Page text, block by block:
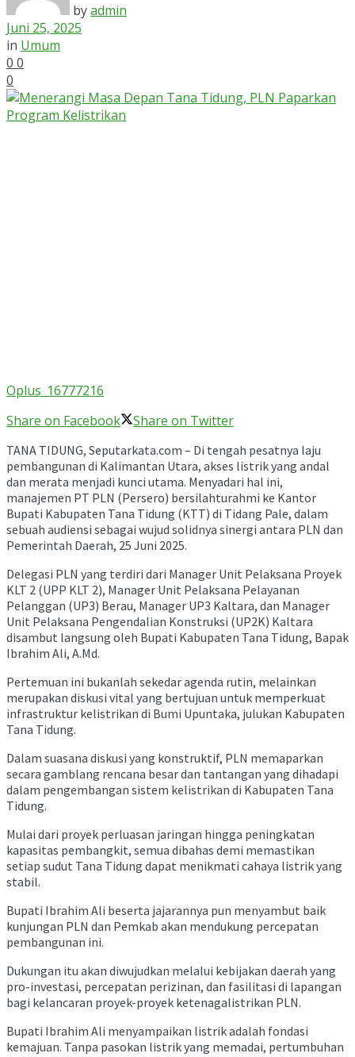
byadmin
Juni 25, 2025
in Umum
0 0
0
Oplus_16777216
Share on Facebook
Share on Twitter
TANA TIDUNG, Seputarkata.com – Di tengah pesatnya laju
pembangunan di Kalimantan Utara, akses listrik yang andal
dan merata menjadi kunci utama. Menyadari hal ini,
manajemen PT PLN (Persero) bersilahturahmi ke Kantor
Bupati Kabupaten Tana Tidung (KTT) di Tidang Pale, dalam
sebuah audiensi sebagai wujud solidnya sinergi antara PLN dan
Pemerintah Daerah, 25 Juni 2025.
Delegasi PLN yang terdiri dari Manager Unit Pelaksana Proyek
KLT 2 (UPP KLT 2), Manager Unit Pelaksana Pelayanan
Pelanggan (UP3) Berau, Manager UP3 Kaltara, dan Manager
Unit Pelaksana Pengendalian Konstruksi (UP2K) Kaltara
disambut langsung oleh Bupati Kabupaten Tana Tidung, Bapak
Ibrahim Ali, A.Md.
Pertemuan ini bukanlah sekedar agenda rutin, melainkan
merupakan diskusi vital yang bertujuan untuk memperkuat
infrastruktur kelistrikan di Bumi Upuntaka, julukan Kabupaten
Tana Tidung.
Dalam suasana diskusi yang konstruktif, PLN memaparkan
secara gamblang rencana besar dan tantangan yang dihadapi
dalam pengembangan sistem kelistrikan di Kabupaten Tana
Tidung.
Mulai dari proyek perluasan jaringan hingga peningkatan
kapasitas pembangkit, semua dibahas demi memastikan
setiap sudut Tana Tidung dapat menikmati cahaya listrik yang
stabil.
Bupati Ibrahim Ali beserta jajarannya pun menyambut baik
kunjungan PLN dan Pemkab akan mendukung percepatan
pembangunan ini.
Dukungan itu akan diwujudkan melalui kebijakan daerah yang
pro-investasi, percepatan perizinan, dan fasilitasi di lapangan
bagi kelancaran proyek-proyek ketenagalistrikan PLN.
Bupati Ibrahim Ali menyampaikan listrik adalah fondasi
kemajuan. Tanpa pasokan listrik yang memadai, pertumbuhan